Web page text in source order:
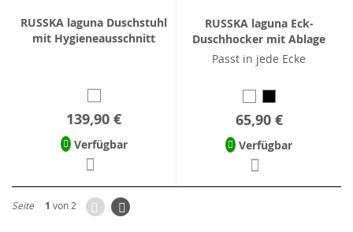
RUSSKA laguna Duschstuhl
mit Hygieneausschnitt
139,90 €
Verfügbar
RUSSKA laguna Eck-
Duschhocker mit Ablage
Passt in jede Ecke
65,90 €
Verfügbar
Seite 1 von 2 ZurückSeite
Weiter